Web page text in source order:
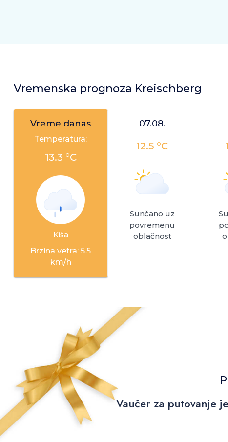
Vremenska prognoza Kreischberg
Vreme danas
Temperatura:
13.3 °C
Kiša
Brzina vetra: 5.5
km/h
07.08.
12.5 °C
Sunčano uz
povremenu
oblačnost
Vaučer za putovanje